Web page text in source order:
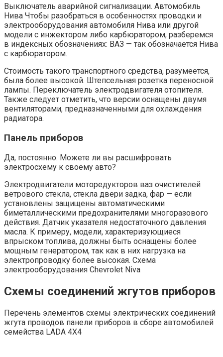
Выключатель аварийной сигнализации. Автомобиль
Нива Чтобы разобраться в особенностях проводки и
электрооборудования автомобиля Нива или другой
модели с инжектором либо карбюратором, разберемся
в индексных обозначениях: ВАЗ — так обозначается Нива
с карбюратором.
Стоимость такого транспортного средства, разумеется,
была более высокой. Штепсельная розетка переносной
лампы. Переключатель электродвигателя отопителя.
Также следует отметить, что версии оснащены двумя
вентиляторами, предназначенными для охлаждения
радиатора.
Панель приборов
Да, постоянно. Можете ли вы расшифровать
электросхему к своему авто?
Электродвигатели моторедукторов ваз очистителей
ветрового стекла, стекла двери задка, фар — если
установлены защищены автоматическими
биметаллическими предохранителями многоразового
действия. Датчик указателя недостаточного давления
масла. К примеру, модели, характеризующиеся
впрыском топлива, должны быть оснащены более
мощным генератором, так как в них нагрузка на
электропроводку более высокая. Схема
электрооборудования Chevrolet Niva
Схемы соединений жгутов приборов
Перечень элементов схемы электрических соединений
жгута проводов панели приборов в сборе автомобилей
семейства LADA 4X4